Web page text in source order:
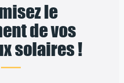
le
de vos
solaires !